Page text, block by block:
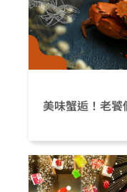
美味蟹逅！老